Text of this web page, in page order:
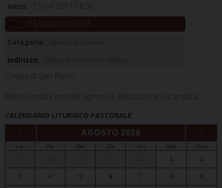
Inizio: 13/04/2017 18:30
13/04/2017 23:59
Categorie:
Indirizzo:
Chiesa di San Pietro
Messa nella Cena del Signore e Adorazione Eucaristica
CALENDARIO LITURGICO PASTORALE
‹ AGOSTO 2026 ›
Lun Mar Mer Gio Ven Sab Dom
1 2
3 4 5 6 7 8 9